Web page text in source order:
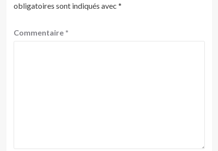
obligatoires sont indiqués avec *
Commentaire *